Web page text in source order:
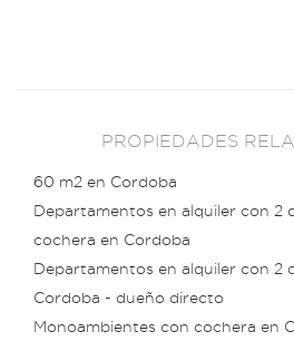
PROPIEDADES
60 m2 en Cordoba
Departamentos en alquiler con 2
cochera en Cordoba
Departamentos en alquiler con 2
Cordoba - dueño directo
Monoambientes con cochera en